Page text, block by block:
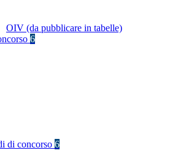
OIV (da pubblicare in tabelle)
6
di concorso 6